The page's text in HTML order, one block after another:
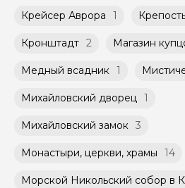
Крейсер Аврора 1
Кронштадт 2 Магазин
Медный всадник 1
Михайловский дворец 1
Михайловский замок 3
Монастыри, церкви, храмы 14
Морской Никольский собор в